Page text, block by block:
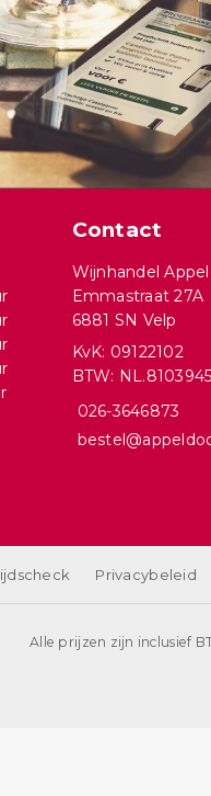
Contact
Wijnhandel
Emmastraat 27A
6881 SN Velp
KvK: 09122102
BTW:
026-3646873
Privacybeleid
Alle prijzen zijn inclusief